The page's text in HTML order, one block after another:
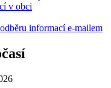
v obci
informací e-mailem